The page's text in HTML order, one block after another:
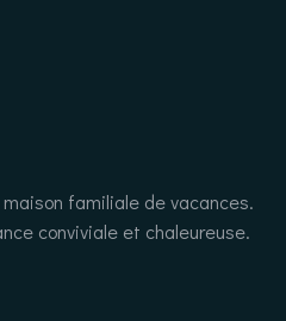
familiale de vacances.
conviviale et chaleureuse.